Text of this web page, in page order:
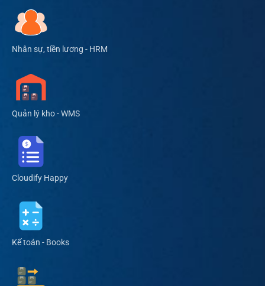
Nhân sự, tiền lương - HRM
Quản lý kho - WMS
Cloudify Happy
Kế toán - Books